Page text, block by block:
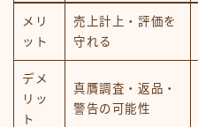
メリ
ット
売上計上・評価を
守れる
デメ
リッ
ト
真贋調査・返品・
警告の可能性